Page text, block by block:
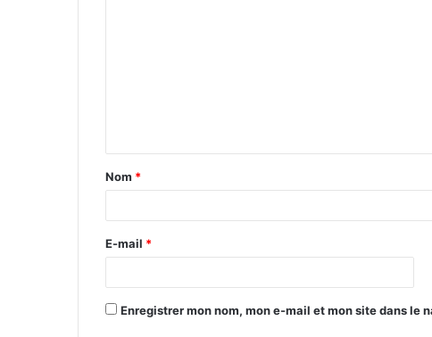
t
a
e
*
Nom *
E-mail *
Enregistrer mon nom, mon e-mail et mon site dans le